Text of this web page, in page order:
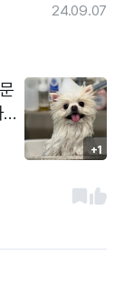
24.09.07
+1